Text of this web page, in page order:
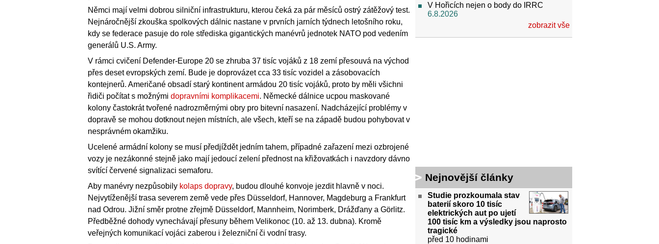
Němci mají velmi dobrou silniční infrastrukturu, kterou čeká za pár měsíců ostrý zátěžový test.
Nejnáročnější zkouška spolkových dálnic nastane v prvních jarních týdnech letošního roku,
kdy se federace pasuje do role střediska gigantických manévrů jednotek NATO pod vedením
generálů U.S. Army.
V rámci cvičení Defender-Europe 20 se zhruba 37 tisíc vojáků z 18 zemí přesouvá na východ
přes deset evropských zemí. Bude je doprovázet cca 33 tisíc vozidel a zásobovacích
kontejnerů. Američané obsadí starý kontinent armádou 20 tisíc vojáků, proto by měli všichni
řidiči počítat s možnými dopravními komplikacemi. Německé dálnice ucpou maskované
kolony častokrát tvořené nadrozměrnými obry pro bitevní nasazení. Nadcházející problémy v
dopravě se mohou dotknout nejen místních, ale všech, kteří se na západě budou pohybovat v
nesprávném okamžiku.
Ucelené armádní kolony se musí předjíždět jedním tahem, případné zařazení mezi ozbrojené
vozy je nezákonné stejně jako mají jedoucí zelení přednost na křižovatkách i navzdory dávno
svítící červené signalizaci semaforu.
Aby manévry nezpůsobily kolaps dopravy, budou dlouhé konvoje jezdit hlavně v noci.
Nejvytíženější trasa severem země vede přes Düsseldorf, Hannover, Magdeburg a Frankfurt
nad Odrou. Jižní směr protne zřejmě Düsseldorf, Mannheim, Norimberk, Drážďany a Görlitz.
Předběžné dohody vynechávají přesuny během Velikonoc (10. až 13. dubna). Kromě
veřejných komunikací vojáci zaberou i železniční či vodní trasy.
V Hořicích nejen o body do IRRC
6.8.2026
zobrazit vše
Nejnovější články
Studie prozkoumala stav
baterií skoro 10 tisíc
elektrických aut po ujetí
100 tisíc km a výsledky jsou naprosto
tragické
před 10 hodinami